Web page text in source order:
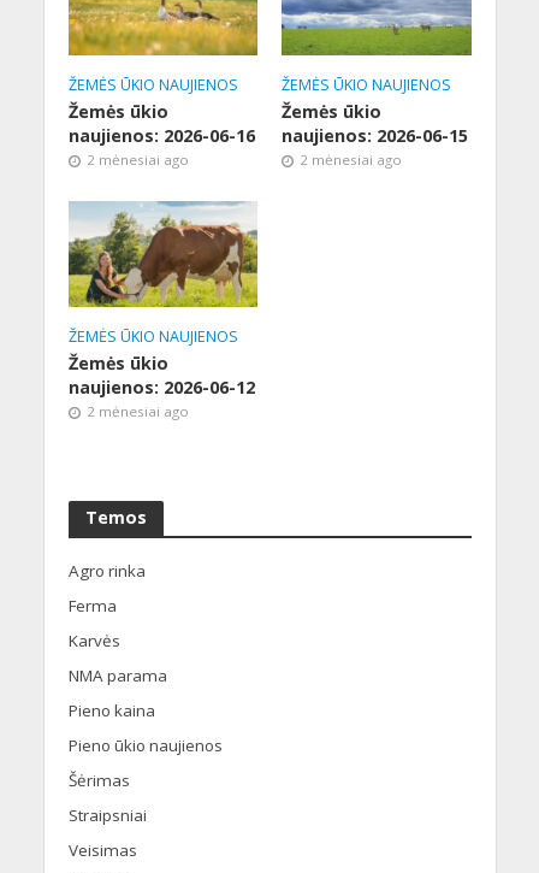
ŽEMĖS ŪKIO NAUJIENOS
Žemės ūkio
naujienos: 2026-06-16
2 mėnesiai ago
ŽEMĖS ŪKIO NAUJIENOS
Žemės ūkio
naujienos: 2026-06-15
2 mėnesiai ago
ŽEMĖS ŪKIO NAUJIENOS
Žemės ūkio
naujienos: 2026-06-12
2 mėnesiai ago
Temos
Agro rinka
Ferma
Karvės
NMA parama
Pieno kaina
Pieno ūkio naujienos
Šėrimas
Straipsniai
Veisimas